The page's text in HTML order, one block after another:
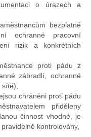
o úrazech a
bezplatně
ochranné pracovní
rizik a konkrétních
proti pádu z
zábradlí, ochranné
chráněni proti pádu
přiděleny
činnost vhodné, je
kontrolovány,